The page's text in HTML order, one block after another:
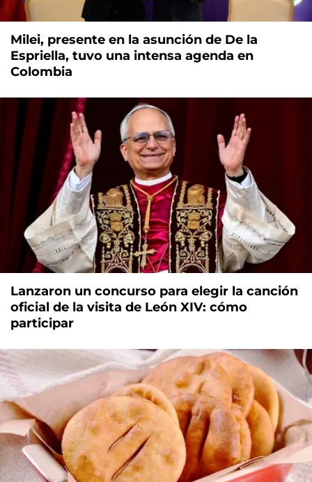
Milei, presente en la asunción de De la
Espriella, tuvo una intensa agenda en
Colombia
Lanzaron un concurso para elegir la canción
oficial de la visita de León XIV: cómo
participar